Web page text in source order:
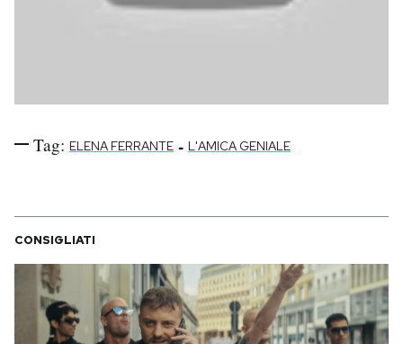
Tag: ELENA FERRANTE - L'AMICA GENIALE
CONSIGLIATI